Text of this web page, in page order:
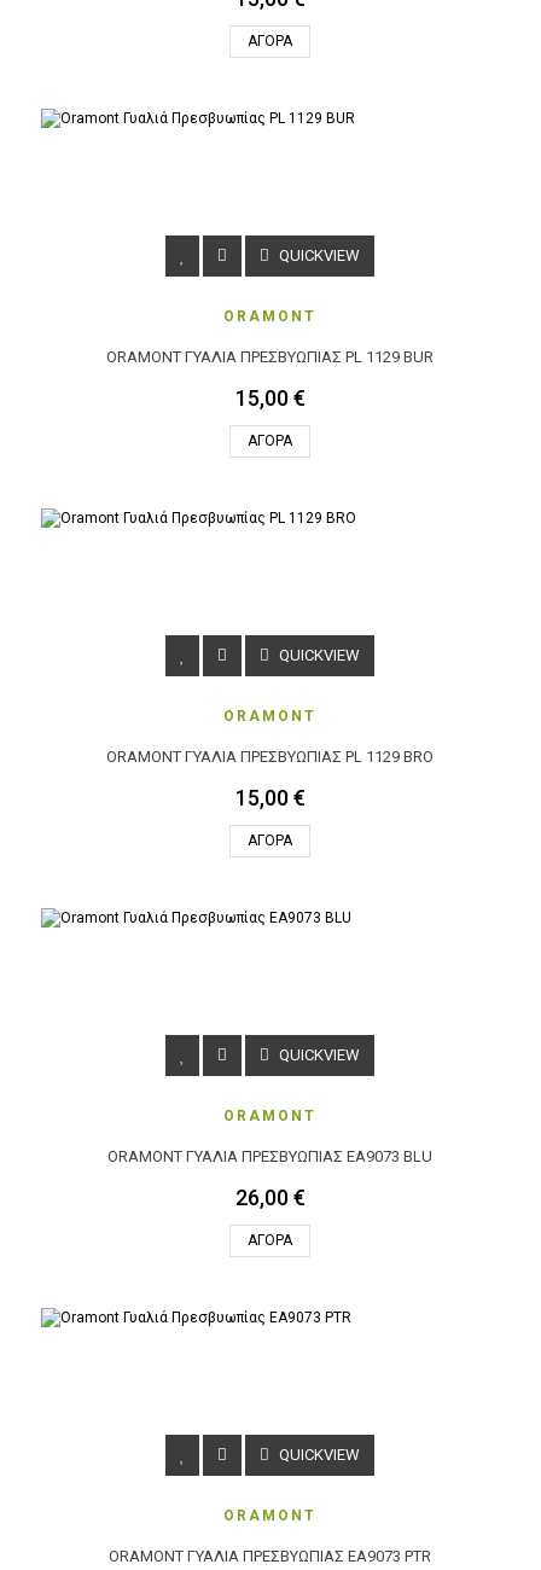
ΑΓΟΡΆ
QUICKVIEW
ORAMONT
ORAMONT ΓΥΑΛΙΆ ΠΡΕΣΒΥΩΠΊΑΣ PL 1129 BUR
15,00 €
ΑΓΟΡΆ
QUICKVIEW
ORAMONT
ORAMONT ΓΥΑΛΙΆ ΠΡΕΣΒΥΩΠΊΑΣ PL 1129 BRO
15,00 €
ΑΓΟΡΆ
QUICKVIEW
ORAMONT
ORAMONT ΓΥΑΛΙΆ ΠΡΕΣΒΥΩΠΊΑΣ EA9073 BLU
26,00 €
ΑΓΟΡΆ
QUICKVIEW
ORAMONT
ORAMONT ΓΥΑΛΙΆ ΠΡΕΣΒΥΩΠΊΑΣ EA9073 PTR